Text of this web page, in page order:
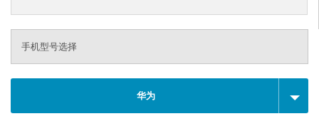
手机型号选择
华为